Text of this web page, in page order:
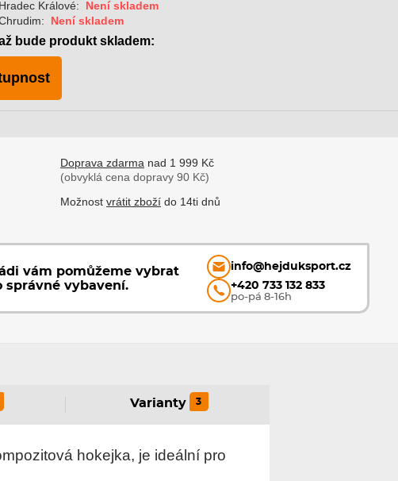
Hradec Králové:
Není skladem
Není skladem
bude produkt skladem:
Doprava zdarma nad 1 999 Kč
(obvyklá cena dopravy 90 Kč)
Možnostvrátit zboží do 14ti dnů
vám pomůžeme vybrat
správné vybavení.
info@hejduksport.cz
+420 733 132 833
po-pá 8-16h
Varianty 3
hokejka, je ideální pro